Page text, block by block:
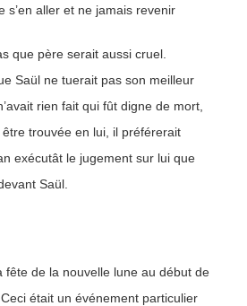
s’en aller et ne jamais revenir
que père serait aussi cruel.
Saül ne tuerait pas son meilleur
rien fait qui fût digne de mort,
être trouvée en lui, il préférerait
exécutât le jugement sur lui que
Saül.
fête de la nouvelle lune au début de
était un événement particulier